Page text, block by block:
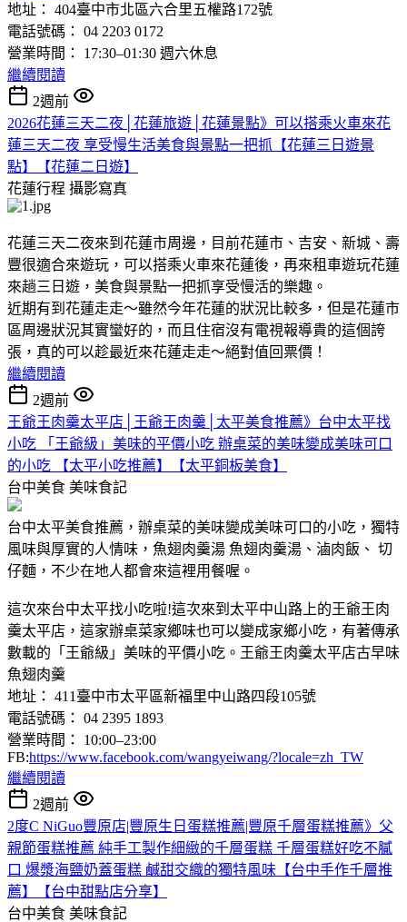
地址： 404臺中市北區六合里五權路172號
電話號碼： 04 2203 0172
營業時間： 17:30–01:30 週六休息
繼續閱讀
2週前
2026花蓮三天二夜│花蓮旅遊│花蓮景點》可以搭乘火車來花
蓮三天二夜 享受慢生活美食與景點一把抓【花蓮三日遊景
點】【花蓮二日遊】
花蓮行程 攝影寫真
花蓮三天二夜來到花蓮市周邊，目前花蓮市、吉安、新城、壽
豐很適合來遊玩，可以搭乘火車來花蓮後，再來租車遊玩花蓮
來趟三日遊，美食與景點一把抓享受慢活的樂趣。
近期有到花蓮走走～雖然今年花蓮的狀況比較多，但是花蓮市
區周邊狀況其實蠻好的，而且住宿沒有電視報導貴的這個誇
張，真的可以趁最近來花蓮走走～絕對值回票價！
繼續閱讀
2週前
王爺王肉羹太平店│王爺王肉羹│太平美食推薦》台中太平找
小吃 「王爺級」美味的平價小吃 辦桌菜的美味變成美味可口
的小吃 【太平小吃推薦】【太平銅板美食】
台中美食 美味食記
台中太平美食推薦，辦桌菜的美味變成美味可口的小吃，獨特
風味與厚實的人情味，魚翅肉羹湯 魚翅肉羹湯、滷肉飯、 切
仔麵，不少在地人都會來這裡用餐喔。
這次來台中太平找小吃啦!這次來到太平中山路上的王爺王肉
羹太平店，這家辦桌菜家鄉味也可以變成家鄉小吃，有著傳承
數載的「王爺級」美味的平價小吃。王爺王肉羹太平店古早味
魚翅肉羹
地址： 411臺中市太平區新福里中山路四段105號
電話號碼： 04 2395 1893
營業時間： 10:00–23:00
FB:https://www.facebook.com/wangyeiwang/?locale=zh_TW
繼續閱讀
2週前
2度C NiGuo豐原店|豐原生日蛋糕推薦|豐原千層蛋糕推薦》父
親節蛋糕推薦 純手工製作細緻的千層蛋糕 千層蛋糕好吃不膩
口 爆漿海鹽奶蓋蛋糕 鹹甜交織的獨特風味【台中手作千層推
薦】【台中甜點店分享】
台中美食 美味食記